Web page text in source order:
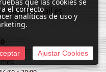
el correcto
analíticas de uso y
Ajustar Cookies